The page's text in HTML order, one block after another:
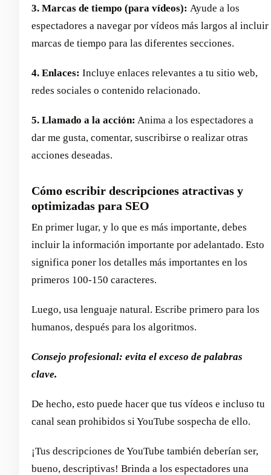
3. Marcas de tiempo (para vídeos): Ayude a los
espectadores a navegar por vídeos más largos al incluir
marcas de tiempo para las diferentes secciones.
4. Enlaces: Incluye enlaces relevantes a tu sitio web,
redes sociales o contenido relacionado.
5. Llamado a la acción: Anima a los espectadores a
dar me gusta, comentar, suscribirse o realizar otras
acciones deseadas.
Cómo escribir descripciones atractivas y
optimizadas para SEO
En primer lugar, y lo que es más importante, debes
incluir la información importante por adelantado. Esto
significa poner los detalles más importantes en los
primeros 100-150 caracteres.
Luego, usa lenguaje natural. Escribe primero para los
humanos, después para los algoritmos.
Consejo profesional: evita el exceso de palabras
clave.
De hecho, esto puede hacer que tus vídeos e incluso tu
canal sean prohibidos si YouTube sospecha de ello.
¡Tus descripciones de YouTube también deberían ser,
bueno, descriptivas! Brinda a los espectadores una